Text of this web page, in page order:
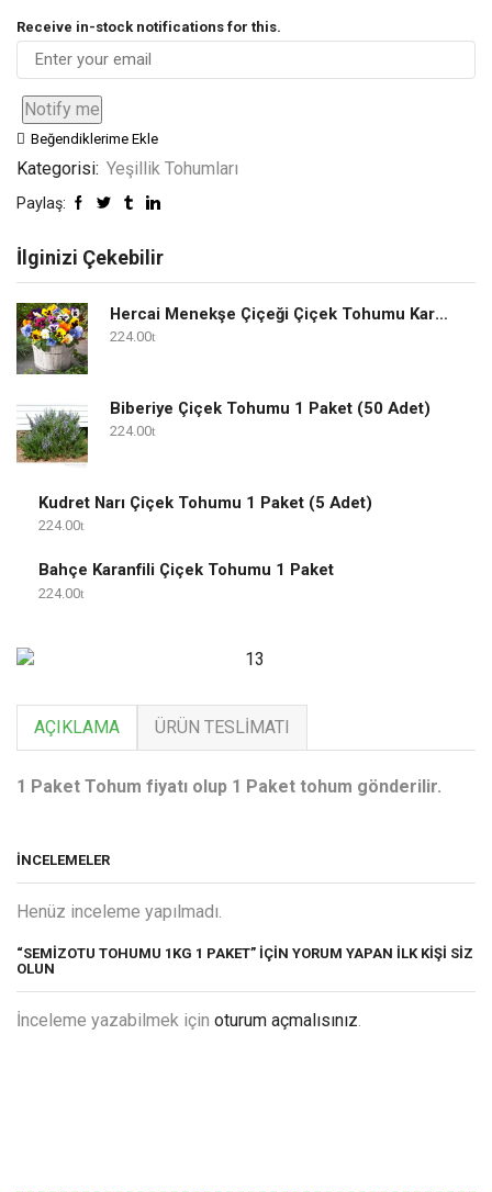
Receive in-stock notifications for this.
Notify me
Beğendiklerime Ekle
Kategorisi: Yeşillik Tohumları
Paylaş:
İlginizi Çekebilir
Hercai Menekşe Çiçeği Çiçek Tohumu Karışık 1 Paket
224.00
Biberiye Çiçek Tohumu 1 Paket (50 Adet)
224.00
Kudret Narı Çiçek Tohumu 1 Paket (5 Adet)
224.00
Bahçe Karanfili Çiçek Tohumu 1 Paket
224.00
AÇIKLAMA ÜRÜN TESLIMATI
1 Paket Tohum fiyatı olup 1 Paket tohum gönderilir.
İNCELEMELER
Henüz inceleme yapılmadı.
“SEMIZOTU TOHUMU 1KG 1 PAKET” IÇIN YORUM YAPAN ILK KIŞI SIZ
OLUN
İnceleme yazabilmek için oturum açmalısınız.